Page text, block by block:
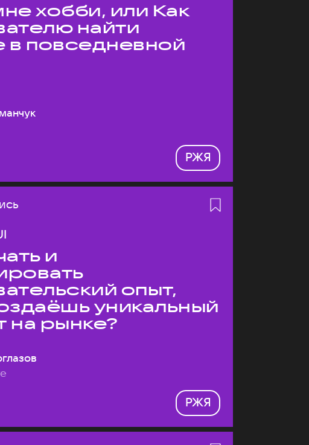
хобби, или Как
найти
в повседневной
РЖЯ
и
опыт,
уникальный
на рынке?
РЖЯ